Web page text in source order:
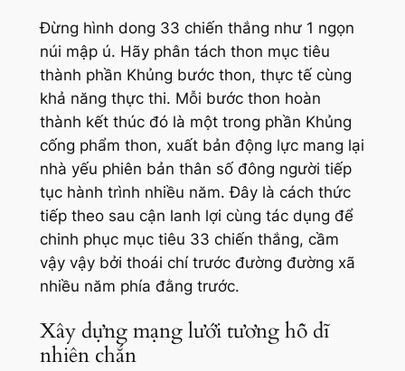
Đừng hình dong 33 chiến thắng như 1 ngọn
núi mập ú. Hãy phân tách thon mục tiêu
thành phần Khủng bước thon, thực tế cùng
khả năng thực thi. Mỗi bước thon hoàn
thành kết thúc đó là một trong phần Khủng
cống phẩm thon, xuất bản động lực mang lại
nhà yếu phiên bản thân số đông người tiếp
tục hành trình nhiều năm. Đây là cách thức
tiếp theo sau cận lanh lợi cùng tác dụng để
chinh phục mục tiêu 33 chiến thắng, cầm
vậy vậy bởi thoái chí trước đường đường xã
nhiều năm phía đằng trước.
Xây dựng mạng lưới tương hỗ dĩ
nhiên chắn